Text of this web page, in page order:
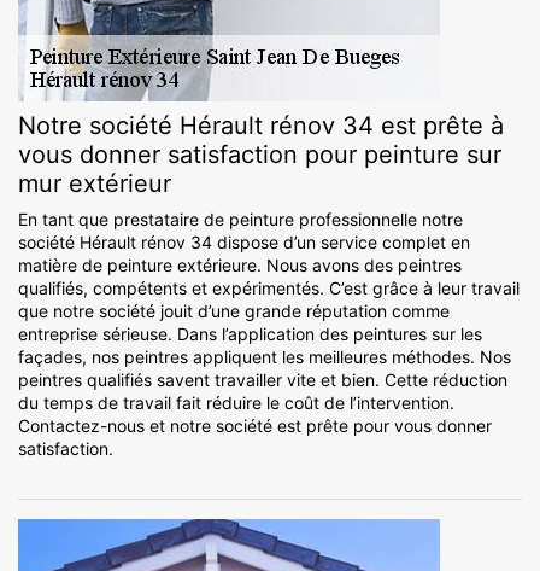
Notre société Hérault rénov 34 est prête à
vous donner satisfaction pour peinture sur
mur extérieur
En tant que prestataire de peinture professionnelle notre
société Hérault rénov 34 dispose d’un service complet en
matière de peinture extérieure. Nous avons des peintres
qualifiés, compétents et expérimentés. C’est grâce à leur travail
que notre société jouit d’une grande réputation comme
entreprise sérieuse. Dans l’application des peintures sur les
façades, nos peintres appliquent les meilleures méthodes. Nos
peintres qualifiés savent travailler vite et bien. Cette réduction
du temps de travail fait réduire le coût de l’intervention.
Contactez-nous et notre société est prête pour vous donner
satisfaction.